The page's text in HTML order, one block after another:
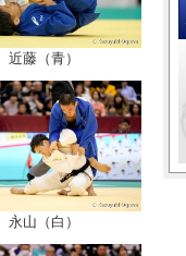
近藤（青）
永山（白）